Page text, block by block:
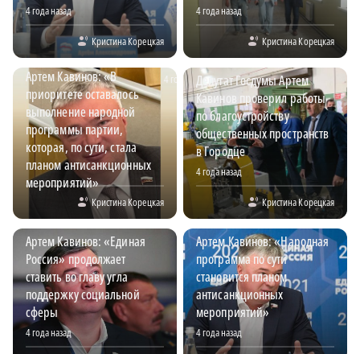
4 года назад
Кристина Корецкая
4 года назад
Кристина Корецкая
Артем Кавинов: «В
приоритете оставалось
выполнение народной
программы партии,
которая, по сути, стала
планом антисанкционных
мероприятий»
4 года назад
Кристина Корецкая
Депутат Госдумы Артем
Кавинов проверил работы
по благоустройству
общественных пространств
в Городце
4 года назад
Кристина Корецкая
Артем Кавинов: «Единая
Россия» продолжает
ставить во главу угла
поддержку социальной
сферы
4 года назад
Артем Кавинов: «Народная
программа по сути
становится планом
антисанкционных
мероприятий»
4 года назад